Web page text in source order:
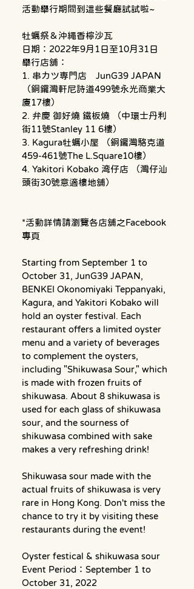
牡蠣祭＆沖繩香檸沙瓦
日期：2022年9月1日至10月31日
舉行店舖：
1. 串カツ専門店　JunG39 JAPAN
（銅鑼灣軒尼詩道499號永光商業大
廈17樓）
2. 弁慶 御好燒 鐵板燒 （中環士丹利
街11號Stanley 11 6樓）
3. Kagura牡蠣小屋 （銅鑼灣駱克道
459-461號The L.Square10樓）
4. Yakitori Kobako 湾仔店 （灣仔汕
頭街30號意適樓地舖）
*活動詳情請瀏覽各店舖之Facebook
專頁
Starting from September 1 to
October 31, JunG39 JAPAN,
BENKEI Okonomiyaki Teppanyaki,
Kagura, and Yakitori Kobako will
hold an oyster festival. Each
restaurant offers a limited oyster
menu and a variety of beverages
to complement the oysters,
including "Shikuwasa Sour," which
is made with frozen fruits of
shikuwasa. About 8 shikuwasa is
used for each glass of shikuwasa
sour, and the sourness of
shikuwasa combined with sake
makes a very refreshing drink!
Shikuwasa sour made with the
actual fruits of shikuwasa is very
rare in Hong Kong. Don't miss the
chance to try it by visiting these
restaurants during the event!
Oyster festical & shikuwasa sour
Event Period：September 1 to
October 31, 2022